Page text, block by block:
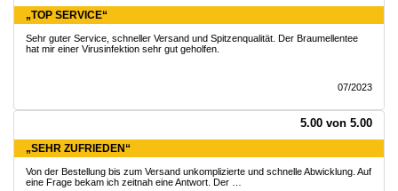
„TOP SERVICE“
Sehr guter Service, schneller Versand und Spitzenqualität. Der Braumellentee
hat mir einer Virusinfektion sehr gut geholfen.
07/2023
5.00 von 5.00
„SEHR ZUFRIEDEN“
Von der Bestellung bis zum Versand unkomplizierte und schnelle Abwicklung. Auf
eine Frage bekam ich zeitnah eine Antwort. Der …